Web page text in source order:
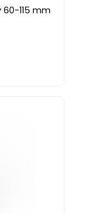
115 mm